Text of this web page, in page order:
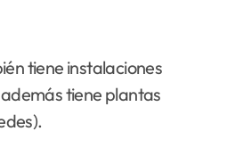
tiene instalaciones
tiene plantas